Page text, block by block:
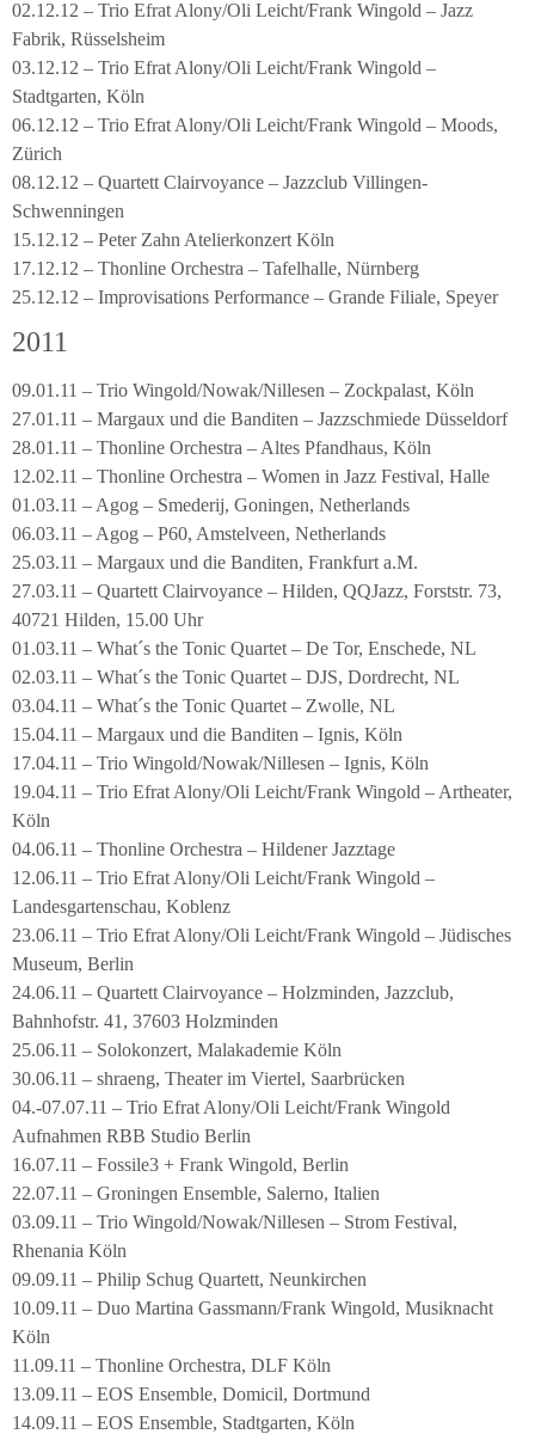
02.12.12 – Trio Efrat Alony/Oli Leicht/Frank Wingold – Jazz
Fabrik, Rüsselsheim
03.12.12 – Trio Efrat Alony/Oli Leicht/Frank Wingold –
Stadtgarten, Köln
06.12.12 – Trio Efrat Alony/Oli Leicht/Frank Wingold – Moods,
Zürich
08.12.12 – Quartett Clairvoyance – Jazzclub Villingen-
Schwenningen
15.12.12 – Peter Zahn Atelierkonzert Köln
17.12.12 – Thonline Orchestra – Tafelhalle, Nürnberg
25.12.12 – Improvisations Performance – Grande Filiale, Speyer
2011
09.01.11 – Trio Wingold/Nowak/Nillesen – Zockpalast, Köln
27.01.11 – Margaux und die Banditen – Jazzschmiede Düsseldorf
28.01.11 – Thonline Orchestra – Altes Pfandhaus, Köln
12.02.11 – Thonline Orchestra – Women in Jazz Festival, Halle
01.03.11 – Agog – Smederij, Goningen, Netherlands
06.03.11 – Agog – P60, Amstelveen, Netherlands
25.03.11 – Margaux und die Banditen, Frankfurt a.M.
27.03.11 – Quartett Clairvoyance – Hilden, QQJazz, Forststr. 73,
40721 Hilden, 15.00 Uhr
01.03.11 – What´s the Tonic Quartet – De Tor, Enschede, NL
02.03.11 – What´s the Tonic Quartet – DJS, Dordrecht, NL
03.04.11 – What´s the Tonic Quartet – Zwolle, NL
15.04.11 – Margaux und die Banditen – Ignis, Köln
17.04.11 – Trio Wingold/Nowak/Nillesen – Ignis, Köln
19.04.11 – Trio Efrat Alony/Oli Leicht/Frank Wingold – Artheater,
Köln
04.06.11 – Thonline Orchestra – Hildener Jazztage
12.06.11 – Trio Efrat Alony/Oli Leicht/Frank Wingold –
Landesgartenschau, Koblenz
23.06.11 – Trio Efrat Alony/Oli Leicht/Frank Wingold – Jüdisches
Museum, Berlin
24.06.11 – Quartett Clairvoyance – Holzminden, Jazzclub,
Bahnhofstr. 41, 37603 Holzminden
25.06.11 – Solokonzert, Malakademie Köln
30.06.11 – shraeng, Theater im Viertel, Saarbrücken
04.-07.07.11 – Trio Efrat Alony/Oli Leicht/Frank Wingold
Aufnahmen RBB Studio Berlin
16.07.11 – Fossile3 + Frank Wingold, Berlin
22.07.11 – Groningen Ensemble, Salerno, Italien
03.09.11 – Trio Wingold/Nowak/Nillesen – Strom Festival,
Rhenania Köln
09.09.11 – Philip Schug Quartett, Neunkirchen
10.09.11 – Duo Martina Gassmann/Frank Wingold, Musiknacht
Köln
11.09.11 – Thonline Orchestra, DLF Köln
13.09.11 – EOS Ensemble, Domicil, Dortmund
14.09.11 – EOS Ensemble, Stadtgarten, Köln